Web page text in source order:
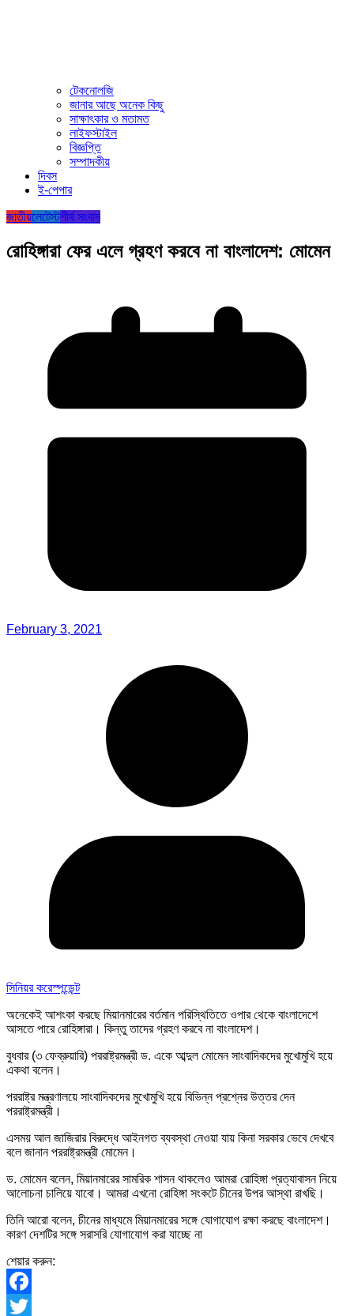
টেকনোলজি
জানার আছে অনেক কিছু
সাক্ষাৎকার ও মতামত
লাইফস্টাইল
বিজ্ঞপ্তি
সম্পাদকীয়
দিবস
ই-পেপার
জাতীয়লেটেস্টশীর্ষ সংবাদ
রোহিঙ্গারা ফের এলে গ্রহণ করবে না বাংলাদেশ: মোমেন
February 3, 2021
সিনিয়র করেস্পন্ডেন্ট
অনেকেই আশংকা করছে মিয়ানমারের বর্তমান পরিস্থিতিতে ওপার থেকে বাংলাদেশে
আসতে পারে রোহিঙ্গারা। কিন্তু তাদের গ্রহণ করবে না বাংলাদেশ।
বুধবার (৩ ফেব্রুয়ারি) পররাষ্ট্রমন্ত্রী ড. একে আব্দুল মোমেন সাংবাদিকদের মুখোমুখি হয়ে
একথা বলেন।
পররাষ্ট্র মন্ত্রণালয়ে সাংবাদিকদের মুখোমুখি হয়ে বিভিন্ন প্রশ্নের উত্তর দেন
পররাষ্ট্রমন্ত্রী।
এসময় আল জাজিরার বিরুদ্ধে আইনগত ব্যবস্থা নেওয়া যায় কিনা সরকার ভেবে দেখবে
বলে জানান পররাষ্ট্রমন্ত্রী মোমেন।
ড. মোমেন বলেন, মিয়ানমারের সামরিক শাসন থাকলেও আমরা রোহিঙ্গা প্রত্যাবাসন নিয়ে
আলোচনা চালিয়ে যাবো। আমরা এখনো রোহিঙ্গা সংকটে চীনের উপর আস্থা রাখছি।
তিনি আরো বলেন, চীনের মাধ্যমে মিয়ানমারের সঙ্গে যোগাযোগ রক্ষা করছে বাংলাদেশ।
কারণ দেশটির সঙ্গে সরাসরি যোগাযোগ করা যাচ্ছে না
শেয়ার করুন:
Facebook